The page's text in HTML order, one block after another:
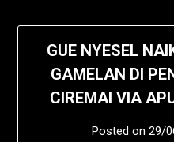
GUE NYESEL
GAMELAN DI
CIREMAI VIA
Posted on 29/